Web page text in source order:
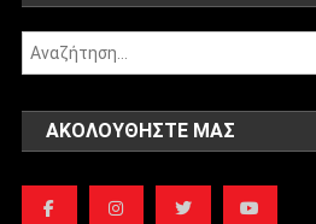
ΑΚΟΛΟΥΘΉΣΤΕ ΜΑΣ